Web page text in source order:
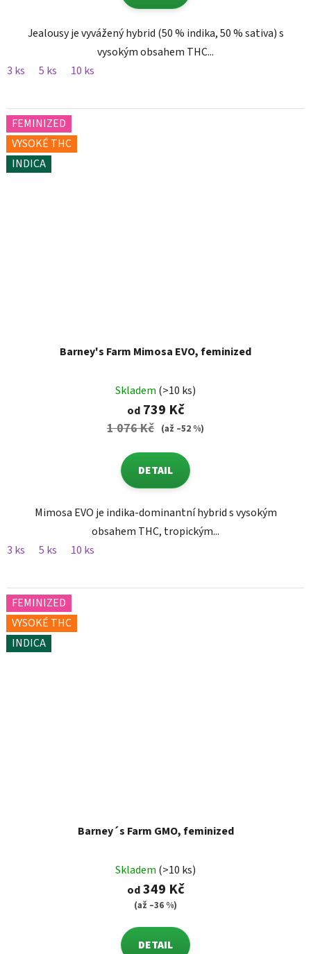
Jealousy je vyvážený hybrid (50 % indika, 50 % sativa) s
vysokým obsahem THC...
3 ks
5 ks 10 ks
FEMINIZED
VYSOKÉ THC
INDICA
Barney's Farm Mimosa EVO, feminized
Skladem (>10 ks)
od739 Kč
1 076 Kč (až –52 %)
DETAIL
Mimosa EVO je indika-dominantní hybrid s vysokým
obsahem THC, tropickým...
3 ks
5 ks 10 ks
FEMINIZED
VYSOKÉ THC
INDICA
Barney´s Farm GMO, feminized
Skladem (>10 ks)
od349 Kč
(až –36 %)
DETAIL